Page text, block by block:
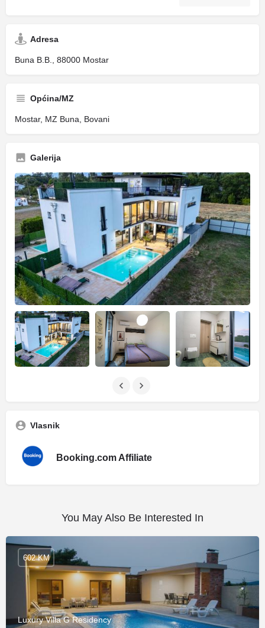
Adresa
Buna B.B., 88000 Mostar
Općina/MZ
Mostar, MZ Buna, Bovani
Galerija
Vlasnik
Booking.com Affiliate
You May Also Be Interested In
Luxury Villa G Residency
602 KM